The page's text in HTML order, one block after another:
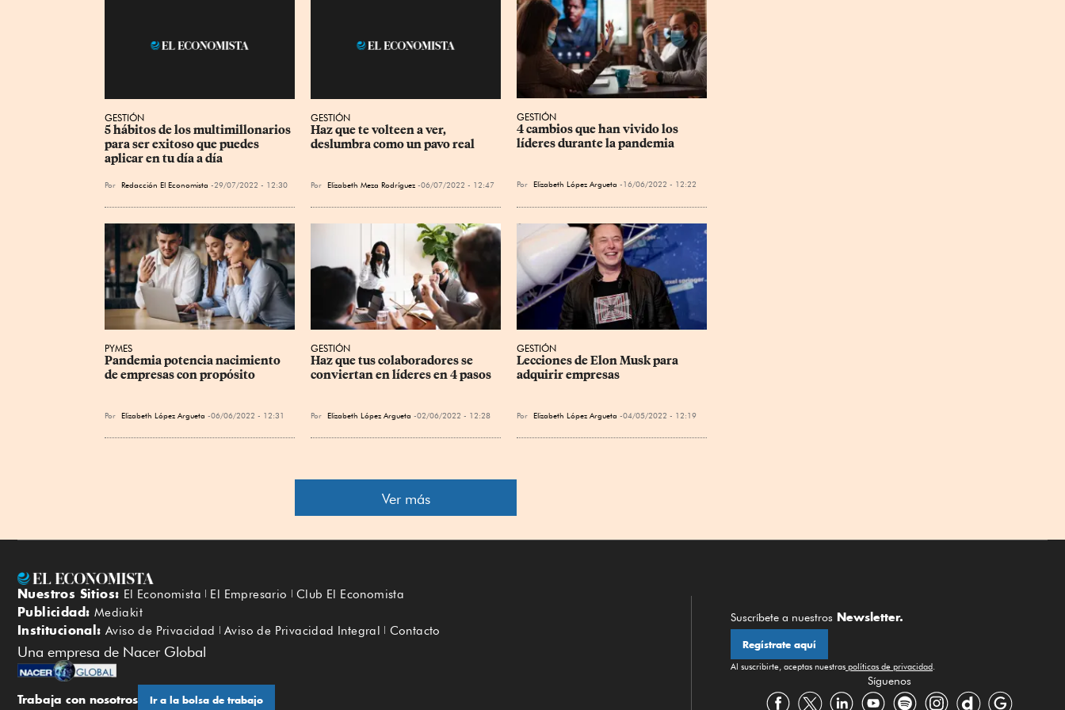
GESTIÓN
5 hábitos de los multimillonarios
para ser exitoso que puedes
aplicar en tu día a día
Por Redacción El Economista 29/07/2022 - 12:30
GESTIÓN
Haz que te volteen a ver,
deslumbra como un pavo real
Por Elizabeth Meza Rodríguez 06/07/2022 - 12:47
GESTIÓN
4 cambios que han vivido los
líderes durante la pandemia
Por Elizabeth López Argueta 16/06/2022 - 12:22
PYMES
Pandemia potencia nacimiento
de empresas con propósito
Por Elizabeth López Argueta 06/06/2022 - 12:31
GESTIÓN
Haz que tus colaboradores se
conviertan en líderes en 4 pasos
Por Elizabeth López Argueta 02/06/2022 - 12:28
GESTIÓN
Lecciones de Elon Musk para
adquirir empresas
Por Elizabeth López Argueta 04/05/2022 - 12:19
Ver más
Nuestros Sitios: El Economista El Empresario Club El Economista
Publicidad: Mediakit
Institucional: Aviso de Privacidad Aviso de Privacidad Integral Contacto
Una empresa de Nacer Global
Trabaja con nosotros Ir a la bolsa de trabajo
Suscríbete a nuestros Newsletter.
Regístrate aquí
Al suscribirte, aceptas nuestras políticas de privacidad.
Síguenos